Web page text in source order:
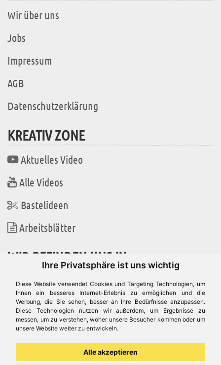
Ihre Privatsphäre ist uns wichtig
Diese Website verwendet Cookies und Targeting Technologien, um
Ihnen ein besseres Internet-Erlebnis zu ermöglichen und die
Werbung, die Sie sehen, besser an Ihre Bedürfnisse anzupassen.
Diese Technologien nutzen wir außerdem, um Ergebnisse zu
messen, um zu verstehen, woher unsere Besucher kommen oder um
unsere Website weiter zu entwickeln.
Alle akzeptieren
Wir über uns
Jobs
Impressum
AGB
Datenschutzerklärung
KREATIV ZONE
Aktuelles Video
Alle Videos
Bastelideen
Arbeitsblätter
WIR BEFINDEN UNS IN
Es gibt uns auch in